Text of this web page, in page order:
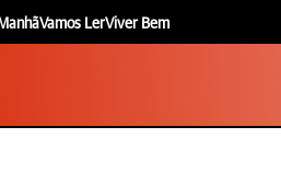
Vamos LerViver Bem